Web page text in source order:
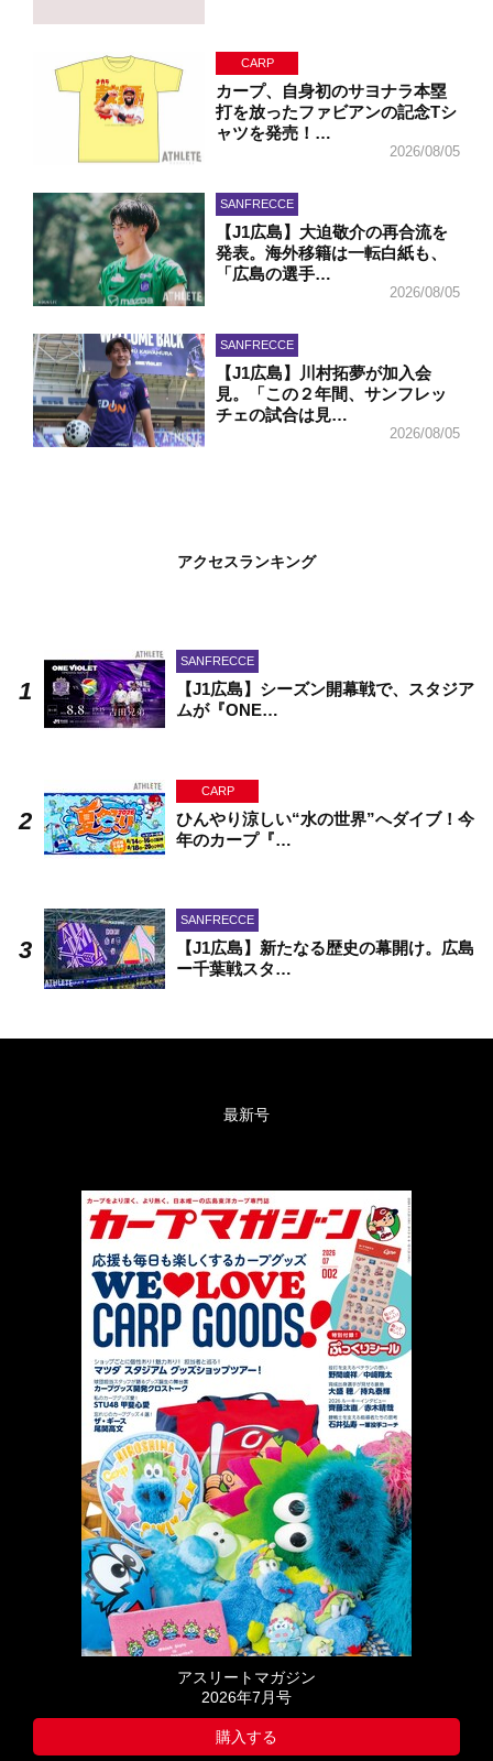
CARP
カープ、自身初のサヨナラ本塁
打を放ったファビアンの記念Tシ
ャツを発売！…
2026/08/05
SANFRECCE
【J1広島】大迫敬介の再合流を
発表。海外移籍は一転白紙も、
「広島の選手…
2026/08/05
SANFRECCE
【J1広島】川村拓夢が加入会
見。「この２年間、サンフレッ
チェの試合は見…
2026/08/05
アクセスランキング
SANFRECCE
【J1広島】シーズン開幕戦で、スタジア
ムが『ONE…
CARP
ひんやり涼しい“水の世界”へダイブ！今
年のカープ『…
SANFRECCE
【J1広島】新たなる歴史の幕開け。広島
ー千葉戦スタ…
最新号
アスリートマガジン
2026年7月号
購入する